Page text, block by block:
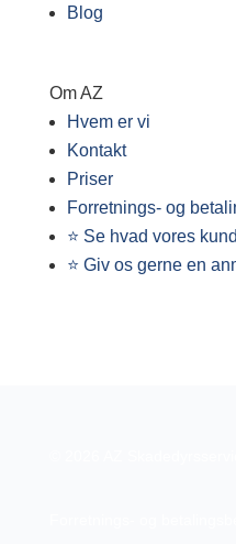
Blog
Om AZ
Hvem er vi
Kontakt
Priser
Forretnings- og
⭐ Se hvad vores
⭐ Giv os gerne en